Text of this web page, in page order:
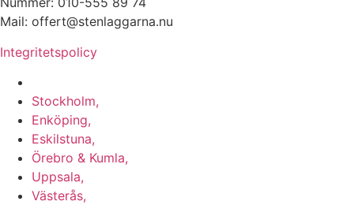
Mail: offert@stenlaggarna.nu
Integritetspolicy
Stockholm,
Enköping,
Eskilstuna,
Örebro & Kumla,
Uppsala,
Västerås,